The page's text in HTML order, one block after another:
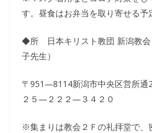
す。昼食はお弁当を取り寄せる予
◆所 日本キリスト教団 新潟教会
子先生）
〒951―8114新潟市中央区営所
２５―２２２―３４２０
※集まりは教会２Ｆの礼拝堂で、